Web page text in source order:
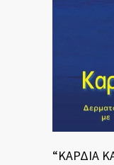
“ΚΑΡΔΙΑ